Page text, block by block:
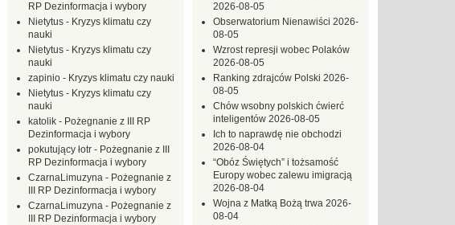
2026-08-05
Obserwatorium Nienawiści 2026-
08-05
Wzrost represji wobec Polaków
2026-08-05
Ranking zdrajców Polski 2026-
08-05
Chów wsobny polskich ćwierć
inteligentów 2026-08-05
Ich to naprawdę nie obchodzi
2026-08-04
“Obóz Świętych” i tożsamość
Europy wobec zalewu imigracją
2026-08-04
Wojna z Matką Bożą trwa 2026-
08-04
RP Dezinformacja i wybory
Nietytus - Kryzys klimatu czy
nauki
Nietytus - Kryzys klimatu czy
nauki
zapinio - Kryzys klimatu czy nauki
Nietytus - Kryzys klimatu czy
nauki
katolik - Pożegnanie z III RP
Dezinformacja i wybory
pokutujący łotr - Pożegnanie z III
RP Dezinformacja i wybory
CzarnaLimuzyna - Pożegnanie z
III RP Dezinformacja i wybory
CzarnaLimuzyna - Pożegnanie z
III RP Dezinformacja i wybory